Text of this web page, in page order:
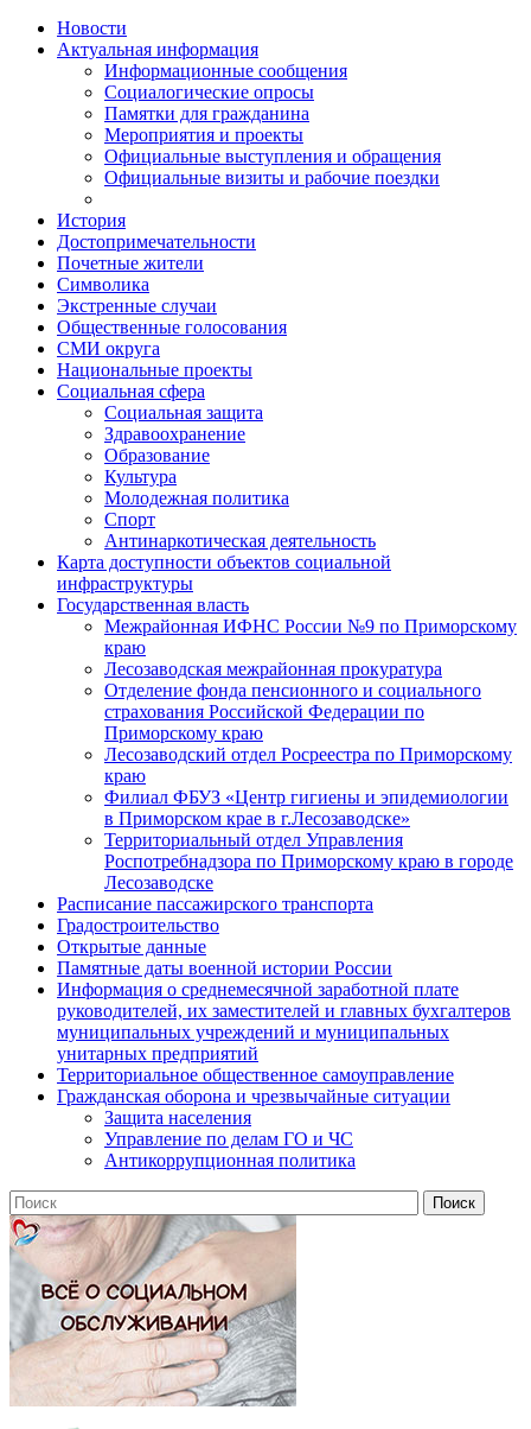
Новости
Актуальная информация
Информационные сообщения
Социалогические опросы
Памятки для гражданина
Мероприятия и проекты
Официальные выступления и обращения
Официальные визиты и рабочие поездки
История
Достопримечательности
Почетные жители
Символика
Экстренные случаи
Общественные голосования
СМИ округа
Национальные проекты
Социальная сфера
Социальная защита
Здравоохранение
Образование
Культура
Молодежная политика
Спорт
Антинаркотическая деятельность
Карта доступности объектов социальной
инфраструктуры
Государственная власть
Межрайонная ИФНС России №9 по Приморскому
краю
Лесозаводская межрайонная прокуратура
Отделение фонда пенсионного и социального
страхования Российской Федерации по
Приморскому краю
Лесозаводский отдел Росреестра по Приморскому
краю
Филиал ФБУЗ «Центр гигиены и эпидемиологии
в Приморском крае в г.Лесозаводске»
Территориальный отдел Управления
Роспотребнадзора по Приморскому краю в городе
Лесозаводске
Расписание пассажирского транспорта
Градостроительство
Открытые данные
Памятные даты военной истории России
Информация о среднемесячной заработной плате
руководителей, их заместителей и главных бухгалтеров
муниципальных учреждений и муниципальных
унитарных предприятий
Территориальное общественное самоуправление
Гражданская оборона и чрезвычайные ситуации
Защита населения
Управление по делам ГО и ЧС
Антикоррупционная политика